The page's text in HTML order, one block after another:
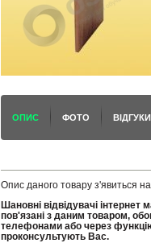
ОПИС ФОТО ВІДГУКИ
Опис даного товару з'явиться
Шановні відвідувачі
пов'язані з даним товаром,
телефонами або через
проконсультують Вас.